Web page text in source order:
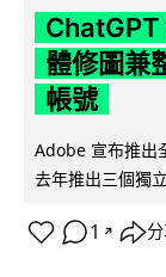
ChatGPT
體修圖兼
帳號
Adobe 宣布推出
去年推出三個獨
1 ↗